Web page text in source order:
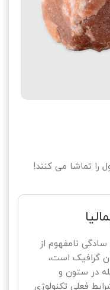
را تماشا می کنند!
نامفهوم از
گرافیک است،
در ستون و
فعلی تکنولوژی